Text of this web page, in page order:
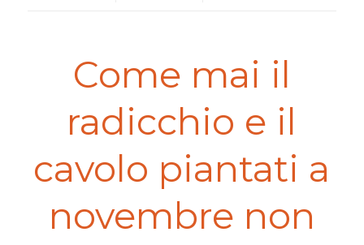
Come mai il
radicchio e il
cavolo piantati a
novembre non